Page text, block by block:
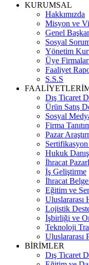
KURUMSAL
Hakkımızda
Misyon ve
Genel
Sosyal
Yönetim
Üye
Faaliyet
S.S.S
Dış Ticaret
Ürün Satış
Sosyal
Firma
Pazar
Hukuk
İhracat
İş Geliştirme
İhracat
Eğitim ve
Uluslararası
Lojistik
İşbirliği ve
Teknoloji
Uluslararası
BİRİMLER
Dış Ticaret